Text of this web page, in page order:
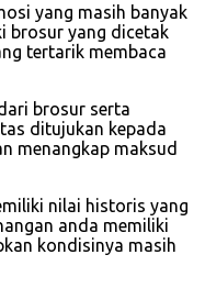
yang masih banyak
brosur yang dicetak
tertarik membaca
brosur serta
ditujukan kepada
menangkap maksud
nilai historis yang
anda memiliki
kondisinya masih